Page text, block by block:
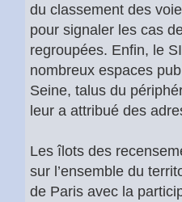
du classement des
pour signaler les cas
regroupées. Enfin, le
nombreux espaces
Seine, talus du
leur a attribué des
Les îlots des
sur l’ensemble du
de Paris avec la